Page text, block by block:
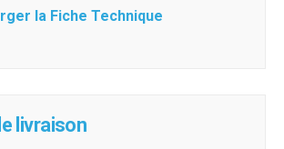
la Fiche Technique
livraison